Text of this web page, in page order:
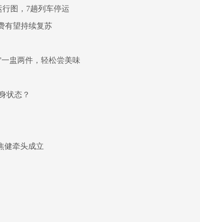
行图，7趟列车停运
有望持续复苏
盅两件，轻松尝美味
状态？
健牵头成立